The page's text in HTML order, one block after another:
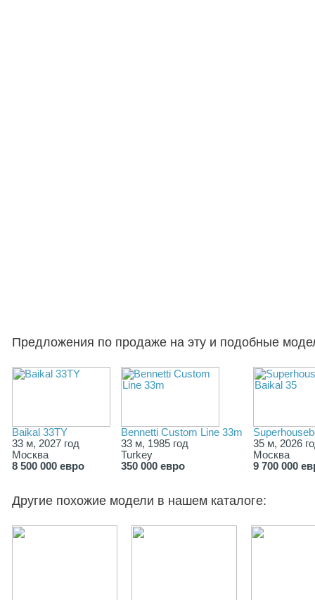
Предложения по продаже на эту и подобные
Baikal 33TY
33 м, 2027 год
Москва
8 500 000 евро
Bennetti Custom Line 33m
33 м, 1985 год
Turkey
350 000 евро
35 м, 2026
Москва
9 700 000
Другие похожие модели в нашем каталоге: